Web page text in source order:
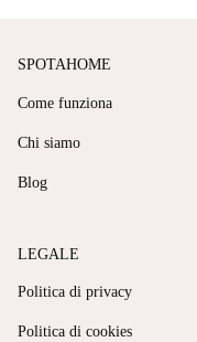
SPOTAHOME
Come funziona
Chi siamo
Blog
LEGALE
Politica di privacy
Politica di cookies